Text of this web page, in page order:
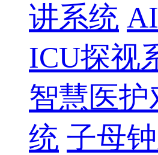
讲系统
ICU探视
智慧医护
统 子母